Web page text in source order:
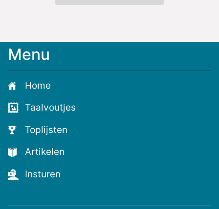
Meld
voor
de
nieuwste
voutjes
en
de
voutste
nieuwtjes!
Menu
Home
Taalvoutjes
Toplijsten
Artikelen
Insturen